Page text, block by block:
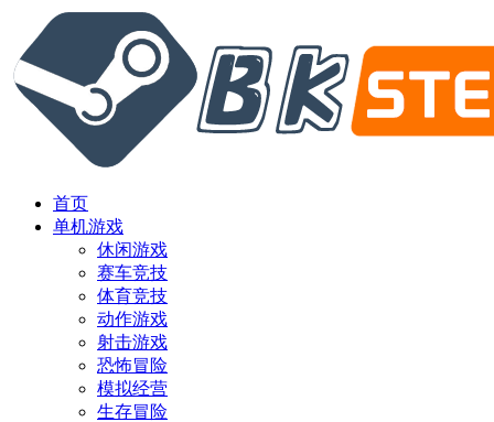
首页
单机游戏
休闲游戏
赛车竞技
体育竞技
动作游戏
射击游戏
恐怖冒险
模拟经营
生存冒险